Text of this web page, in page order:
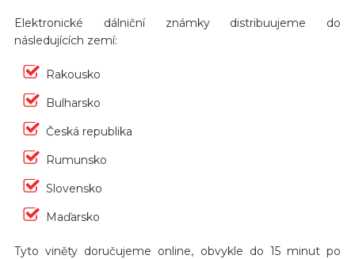
Elektronické dálniční známky distribuujeme do
následujících zemí:
Rakousko
Bulharsko
Česká republika
Rumunsko
Slovensko
Maďarsko
Tyto viněty doručujeme online, obvykle do 15 minut po